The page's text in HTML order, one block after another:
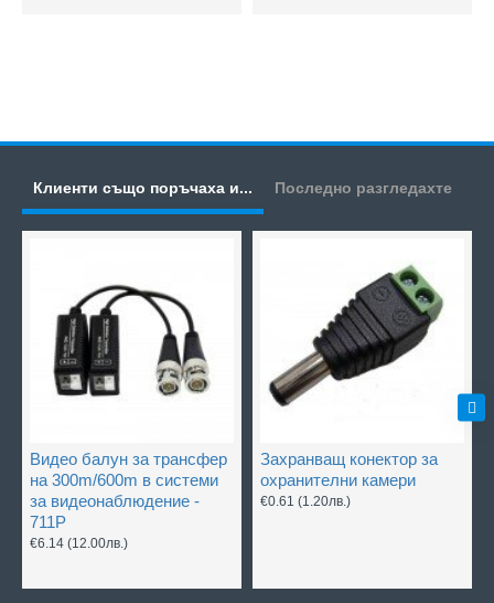
Клиенти също поръчаха и... Последно разгледахте
Видео балун за трансфер
на 300m/600m в системи
за видеонаблюдение -
711P
€6.14 (12.00лв.)
Захранващ конектор за
охранителни камери
€0.61 (1.20лв.)